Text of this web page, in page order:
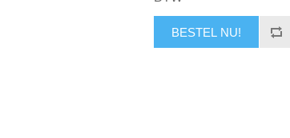
BESTEL NU!